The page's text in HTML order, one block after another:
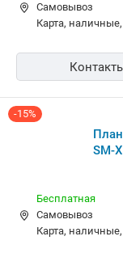
Самовывоз
карта,
-15%
SM-
Бесплатная
Самовывоз
карта,